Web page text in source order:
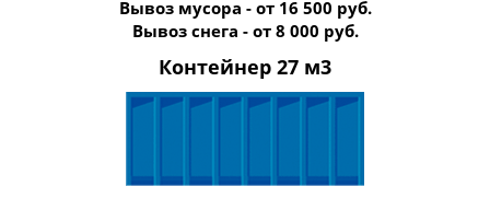
Вывоз мусора - от 16 500 руб.
Вывоз снега - от 8 000 руб.
Контейнер 27 м3